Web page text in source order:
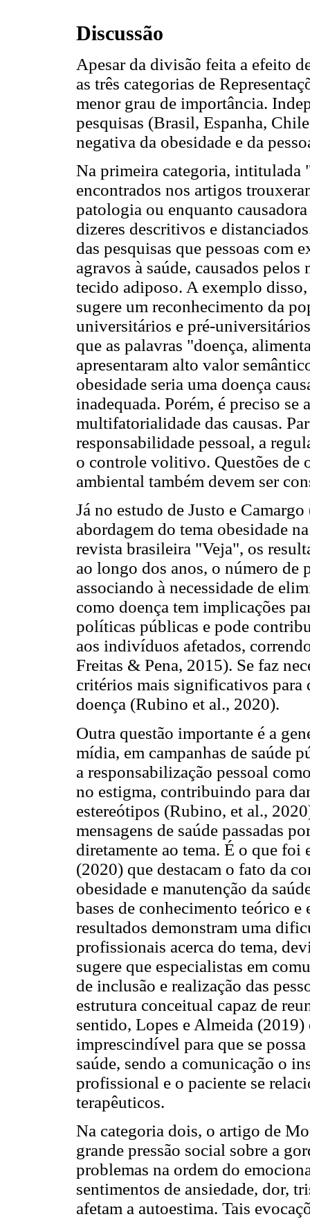
Discussão
Apesar da divisão feita a efeito
as três categorias de
menor grau de importância.
pesquisas (Brasil, Espanha,
negativa da obesidade e da
Na primeira categoria, intitulada
encontrados nos artigos
patologia ou enquanto
dizeres descritivos e
das pesquisas que pessoas com
agravos à saúde, causados
tecido adiposo. A exemplo
sugere um reconhecimento da
universitários e pré-
que as palavras "doença,
apresentaram alto valor
obesidade seria uma doença
inadequada. Porém, é preciso se
multifatorialidade das causas.
responsabilidade pessoal, a
o controle volitivo. Questões de
ambiental também devem ser
Já no estudo de Justo e
abordagem do tema obesidade
revista brasileira "Veja", os
ao longo dos anos, o número de
associando à necessidade de
como doença tem implicações
políticas públicas e pode
aos indivíduos afetados,
Freitas & Pena, 2015). Se faz
critérios mais significativos para
doença (Rubino et al., 2020).
Outra questão importante é a
mídia, em campanhas de saúde
a responsabilização pessoal
no estigma, contribuindo para
estereótipos (Rubino, et al.,
mensagens de saúde passadas
diretamente ao tema. É o que foi
(2020) que destacam o fato da
obesidade e manutenção da
bases de conhecimento teórico
resultados demonstram uma
profissionais acerca do tema,
sugere que especialistas em
de inclusão e realização das
estrutura conceitual capaz de
sentido, Lopes e Almeida (2019)
imprescindível para que se
saúde, sendo a comunicação o
profissional e o paciente se
terapêuticos.
Na categoria dois, o artigo de
grande pressão social sobre a
problemas na ordem do
sentimentos de ansiedade, dor,
afetam a autoestima. Tais